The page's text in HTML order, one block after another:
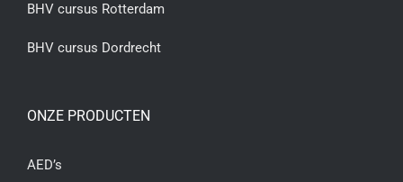
BHV cursus Rotterdam
BHV cursus Dordrecht
ONZE PRODUCTEN
AED’s